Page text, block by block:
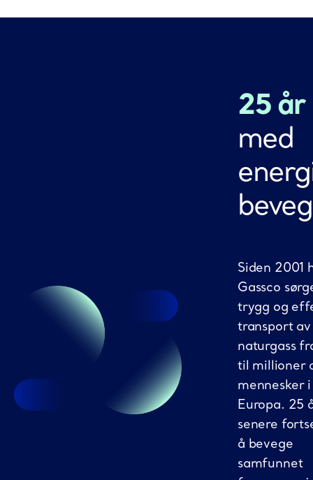
25 år
med
Siden 2001
Gassco
trygg og
transport av
naturgass
til millioner
mennesker i
Europa. 25
senere
å bevege
samfunnet